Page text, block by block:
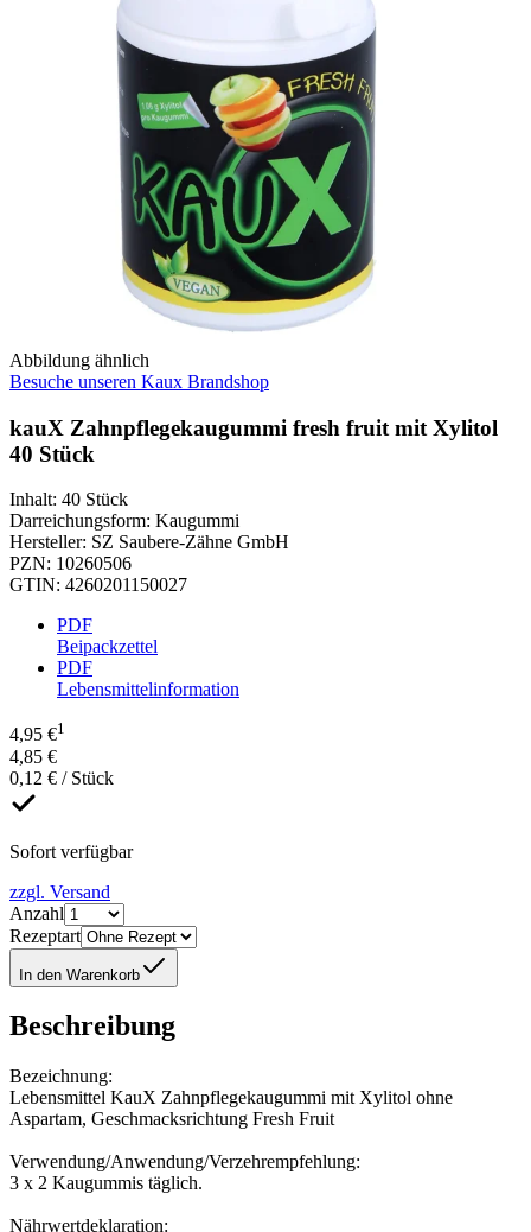
Abbildung ähnlich
Besuche unseren Kaux Brandshop
kauX Zahnpflegekaugummi fresh fruit mit Xylitol
40 Stück
Inhalt: 40 Stück
Darreichungsform: Kaugummi
Hersteller: SZ Saubere-Zähne GmbH
PZN: 10260506
GTIN: 4260201150027
PDF
Beipackzettel
PDF
Lebensmittelinformation
4,95 €1
4,85 €
0,12 € / Stück
Sofort verfügbar
zzgl. Versand
Anzahl
Rezeptart
In den Warenkorb
Beschreibung
Bezeichnung:
Lebensmittel KauX Zahnpflegekaugummi mit Xylitol ohne
Aspartam, Geschmacksrichtung Fresh Fruit
Verwendung/Anwendung/Verzehrempfehlung:
3 x 2 Kaugummis täglich.
Nährwertdeklaration: